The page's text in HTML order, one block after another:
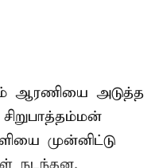
ஆரணியை அடுத்த
முன்னிட்டு